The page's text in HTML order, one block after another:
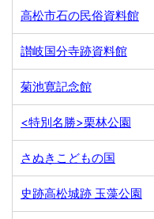
高松市石の民俗資料館
讃岐国分寺跡資料館
菊池寛記念館
<特別名勝>栗林公園
さぬきこどもの国
史跡高松城跡 玉藻公園